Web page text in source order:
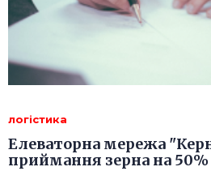
логістика
Елеваторна мережа
приймання зерна на 50%